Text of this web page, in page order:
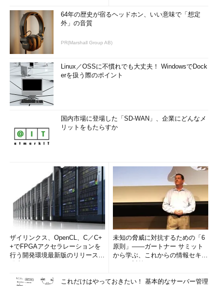
64年の歴史が宿るヘッドホン、いい意味で「想定
外」の音質
PR(Marshall Group AB)
Linux／OSSに不慣れでも大丈夫！ WindowsでDock
erを扱う際のポイント
国内市場に登場した「SD-WAN」、企業にどんなメ
リットをもたらすか
ザイリンクス、OpenCL、C／C+
+でFPGAアクセラレーションを
行う開発環境最新版のリリースを
未知の脅威に対抗するための「6
原則」――ガートナー サミット
から学ぶ、これからの情報セキュ
これだけはやっておきたい！ 基本的なサーバー管理